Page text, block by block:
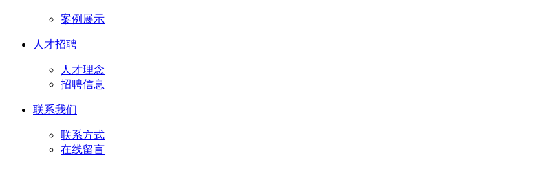
案例展示
人才招聘
人才理念
招聘信息
联系我们
联系方式
在线留言